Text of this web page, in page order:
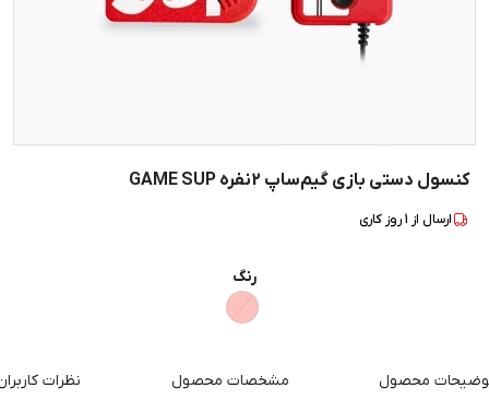
کنسول دستی بازی گیم‌ساپ 2نفره GAME SUP
ارسال از 1روز کاری
رنگ
محصول مشخصات محصول نظرات